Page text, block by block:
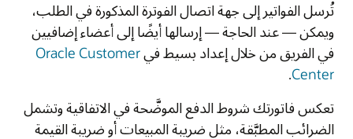
تُرسل الفواتير إلى جهة اتصال الفوترة المذكورة في الطلب،
ويمكن — عند الحاجة — إرسالها أيضًا إلى أعضاء إضافيين
في الفريق من خلال إعداد بسيط فيOracle Customer
Center
.
تعكس فاتورتك شروط الدفع الموضَّحة في الاتفاقية وتشمل
الضرائب المطبَّقة، مثل ضريبة المبيعات أو ضريبة القيمة